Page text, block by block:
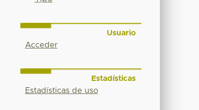
Usuario
Acceder
Estadísticas
Estadísticas de uso